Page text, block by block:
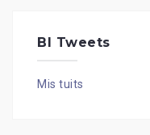
BI Tweets
Mis tuits